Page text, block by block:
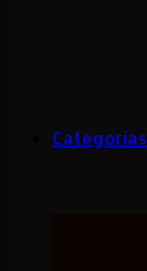
Categorias